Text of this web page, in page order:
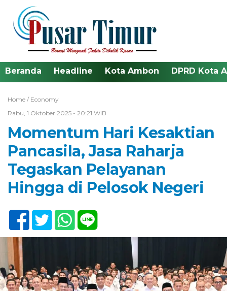
Beranda Headline Kota Ambon DPRD Kota
Home / Economy
Rabu, 1 Oktober 2025 - 20:21 WIB
Momentum Hari Kesaktian
Pancasila, Jasa Raharja
Tegaskan Pelayanan
Hingga di Pelosok Negeri